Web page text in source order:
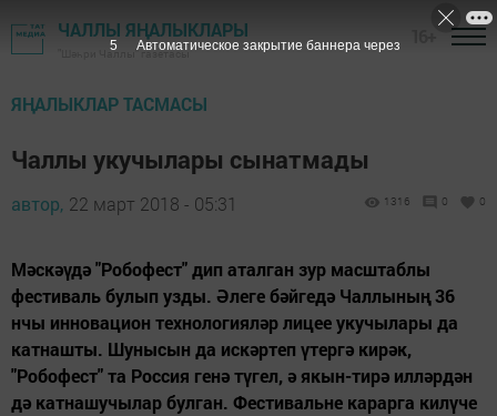
ЧАЛЛЫ ЯҢАЛЫКЛАРЫ
"Шәһри Чаллы" газетасы
ЯҢАЛЫКЛАР ТАСМАСЫ
Чаллы укучылары сынатмады
автор, 22 март 2018 - 05:31 1316 0 0
Мәскәүдә "Робофест" дип аталган зур масштаблы
фестиваль булып узды. Әлеге бәйгедә Чаллының 36
нчы инновацион технологияләр лицее укучылары да
катнашты. Шунысын да искәртеп үтергә кирәк,
"Робофест" та Россия генә түгел, ә якын-тирә илләрдән
дә катнашучылар булган. Фестивальне карарга килүче
5 Автоматическое закрытие баннера через